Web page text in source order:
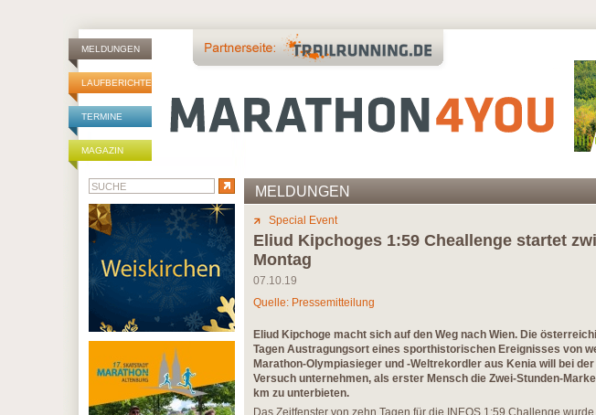
MELDUNGEN
LAUFBERICHTE
TERMINE
MAGAZIN
MELDUNGEN
Special Event
Eliud Kipchoges 1:59 Cheallenge startet
Montag
07.10.19
Quelle: Pressemitteilung
Eliud Kipchoge macht sich auf den Weg nach Wien. Die
Tagen Austragungsort eines sporthistorischen Ereignisses von
Marathon-Olympiasieger und -Weltrekordler aus Kenia will bei
Versuch unternehmen, als erster Mensch die Zwei-Stunden-
km zu unterbieten.
Das Zeitfenster von zehn Tagen für die INEOS 1:59 Challenge